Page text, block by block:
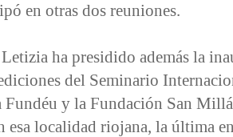
en otras dos reuniones.
ha presidido además la
del Seminario
Fundéu y la Fundación San
esa localidad riojana, la última